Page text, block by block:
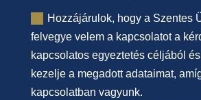
Hozzájárulok, hogy a Szentes
felvegye velem a kapcsolatot a
kapcsolatos egyeztetés céljából
kezelje a megadott adataimat,
kapcsolatban vagyunk.